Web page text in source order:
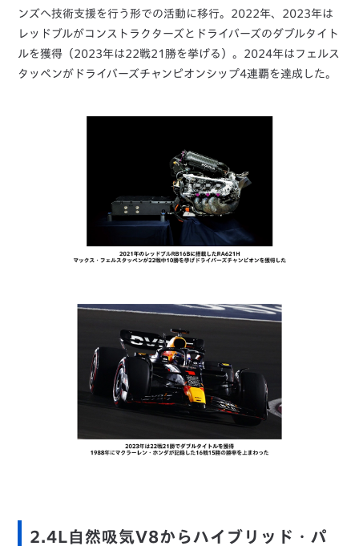
ンズへ技術支援を行う形での活動に移行。2022年、2023年は
レッドブルがコンストラクターズとドライバーズのダブルタイト
ルを獲得（2023年は22戦21勝を挙げる）。2024年はフェルス
タッペンがドライバーズチャンピオンシップ4連覇を達成した。
2.4L自然吸気V8からハイブリッド・パ